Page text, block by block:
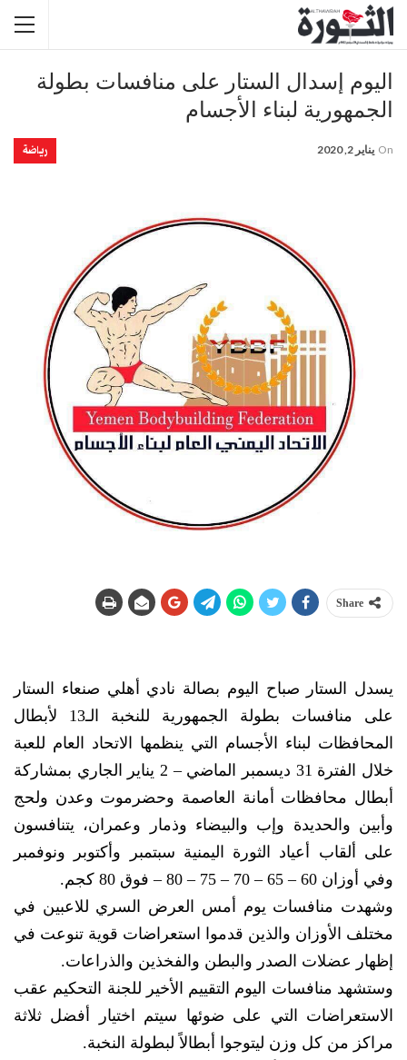
اليوم إسدال الستار على منافسات بطولة
الجمهورية لبناء الأجسام
رياضة On يناير 2, 2020
Share
يسدل الستار صباح اليوم بصالة نادي أهلي صنعاء الستار
على منافسات بطولة الجمهورية للنخبة الـ13 لأبطال
المحافظات لبناء الأجسام التي ينظمها الاتحاد العام للعبة
خلال الفترة 31 ديسمبر الماضي – 2 يناير الجاري بمشاركة
أبطال محافظات أمانة العاصمة وحضرموت وعدن ولحج
وأبين والحديدة وإب والبيضاء وذمار وعمران، يتنافسون
على ألقاب أعياد الثورة اليمنية سبتمبر وأكتوبر ونوفمبر
وفي أوزان 60 – 65 – 70 – 75 – 80 – فوق 80 كجم.
وشهدت منافسات يوم أمس العرض السري للاعبين في
مختلف الأوزان والذين قدموا استعراضات قوية تنوعت في
إظهار عضلات الصدر والبطن والفخذين والذراعات.
وستشهد منافسات اليوم التقييم الأخير للجنة التحكيم عقب
الاستعراضات التي على ضوئها سيتم اختيار أفضل ثلاثة
مراكز من كل وزن ليتوجوا أبطالاً لبطولة النخبة.